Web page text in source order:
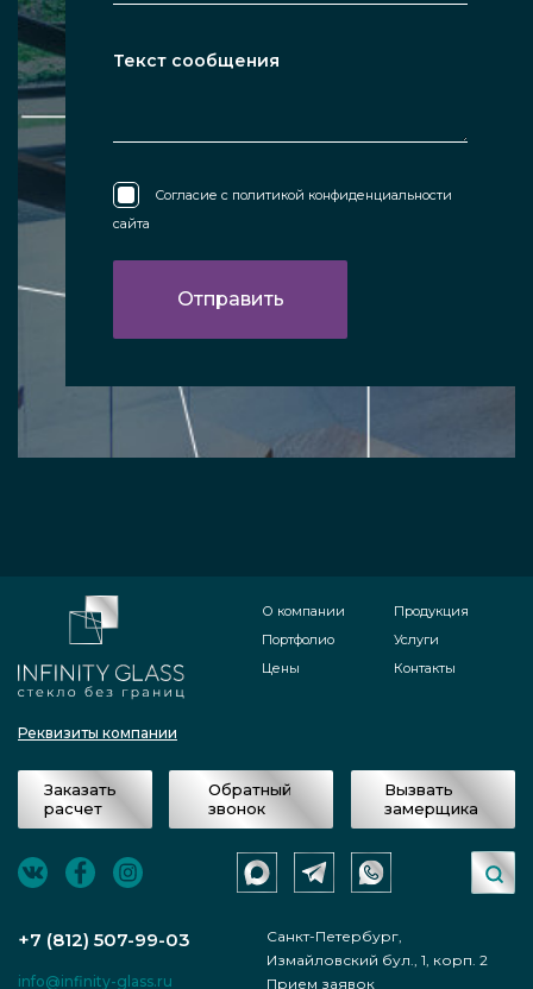
Согласие с политикой конфиденциальности
сайта
Реквизиты компании
О компании
Портфолио
Цены
Продукция
Услуги
Контакты
Заказать
расчет
Обратный
звонок
Вызвать
замерщика
+7 (812) 507-99-03
Санкт-Петербург,
Измайловский бул., 1, корп. 2
info@infinity-glass.ru
Прием заявок